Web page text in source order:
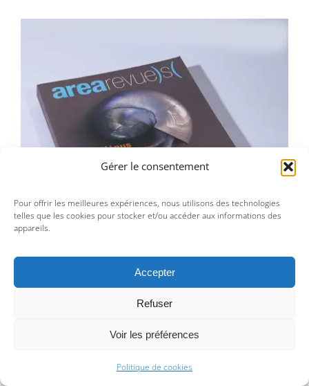
Gérer le consentement
Pour offrir les meilleures expériences, nous utilisons des technologies
telles que les cookies pour stocker et/ou accéder aux informations des
appareils.
Accepter
Refuser
Voir les préférences
Politique de cookies
Area revue n°10 – Vénus,…